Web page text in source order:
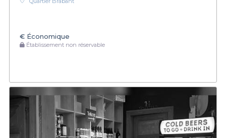
€ Économique
Établissement non réservable